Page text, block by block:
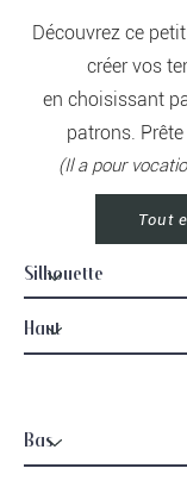
Découvrez ce
créer vos
en choisissant
patrons.
(Il a pour
Tout